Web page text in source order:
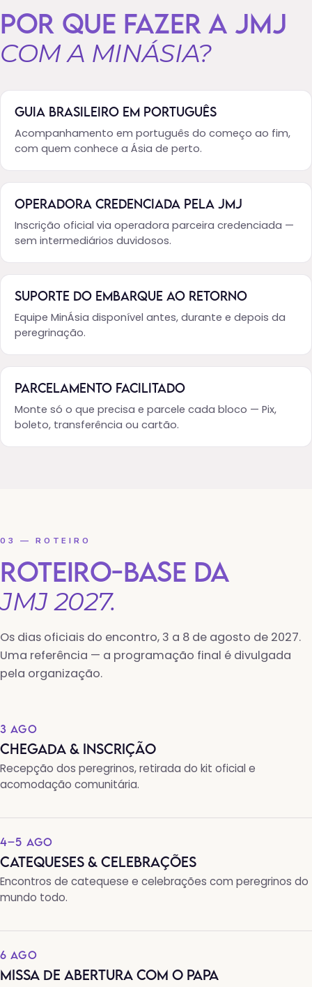
POR QUE FAZER A JMJ
COM A MINÁSIA?
GUIA BRASILEIRO EM PORTUGUÊS
Acompanhamento em português do começo ao fim,
com quem conhece a Ásia de perto.
OPERADORA CREDENCIADA PELA JMJ
Inscrição oficial via operadora parceira credenciada —
sem intermediários duvidosos.
SUPORTE DO EMBARQUE AO RETORNO
Equipe MinÁsia disponível antes, durante e depois da
peregrinação.
PARCELAMENTO FACILITADO
Monte só o que precisa e parcele cada bloco — Pix,
boleto, transferência ou cartão.
03 — ROTEIRO
ROTEIRO-BASE DA
JMJ 2027.
Os dias oficiais do encontro, 3 a 8 de agosto de 2027.
Uma referência — a programação final é divulgada
pela organização.
3 AGO
CHEGADA & INSCRIÇÃO
Recepção dos peregrinos, retirada do kit oficial e
acomodação comunitária.
4–5 AGO
CATEQUESES & CELEBRAÇÕES
Encontros de catequese e celebrações com peregrinos do
mundo todo.
6 AGO
MISSA DE ABERTURA COM O PAPA